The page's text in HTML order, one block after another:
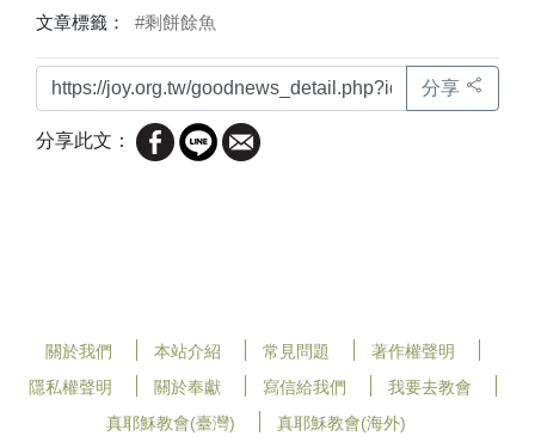
文章標籤： #剩餅餘魚
分享
分享此文：
關於我們 本站介紹 常見問題
著作權聲明
隱私權聲明
關於奉獻 寫信給我們
我要去教會
真耶穌教會(臺灣)
真耶穌教會(海外)